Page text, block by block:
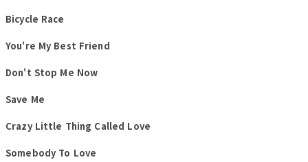
Bicycle Race
You're My Best Friend
Don't Stop Me Now
Save Me
Crazy Little Thing Called Love
Somebody To Love